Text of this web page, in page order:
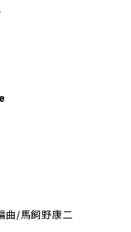
曲/馬飼野康二